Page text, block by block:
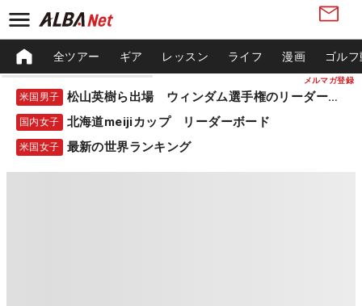
メルマガ登録
全ツアー ギア レッスン ライフ 漫画 ゴル
米国男子 松山英樹ら出場 ウィンダム選手権のリーダーボード
国内女子 北海道meijiカップ リーダーボード
米国女子 最新の世界ランキング